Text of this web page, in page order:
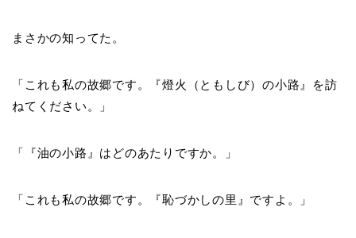
まさかの知ってた。
「これも私の故郷です。『燈火（ともしび）の小路』を訪
ねてください。」
「『油の小路』はどのあたりですか。」
「これも私の故郷です。『恥づかしの里』ですよ。」